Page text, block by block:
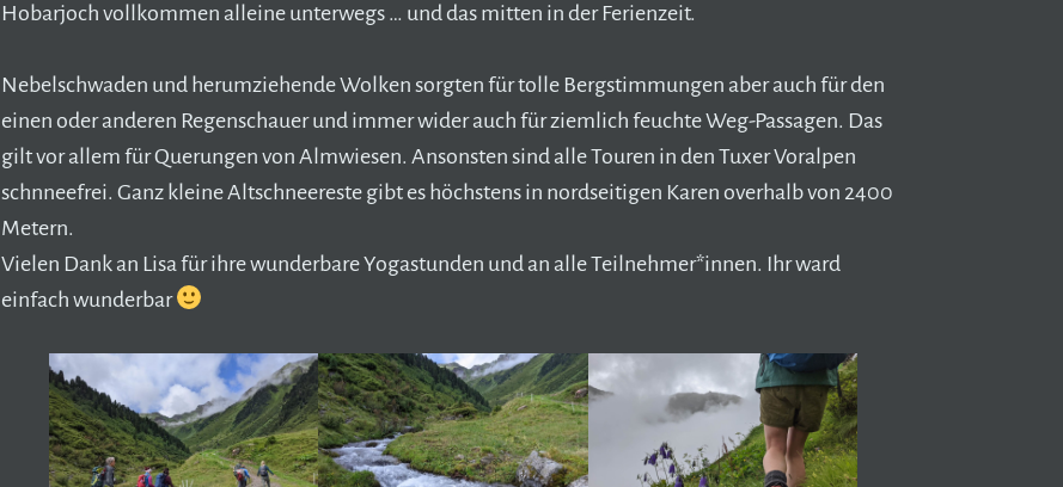
Hobarjoch vollkommen alleine unterwegs … und das mitten in der Ferienzeit.
Nebelschwaden und herumziehende Wolken sorgten für tolle Bergstimmungen aber auch für den
einen oder anderen Regenschauer und immer wider auch für ziemlich feuchte Weg-Passagen. Das
gilt vor allem für Querungen von Almwiesen. Ansonsten sind alle Touren in den Tuxer Voralpen
schnneefrei. Ganz kleine Altschneereste gibt es höchstens in nordseitigen Karen overhalb von 2400
Metern.
Vielen Dank an Lisa für ihre wunderbare Yogastunden und an alle Teilnehmer*innen. Ihr ward
einfach wunderbar